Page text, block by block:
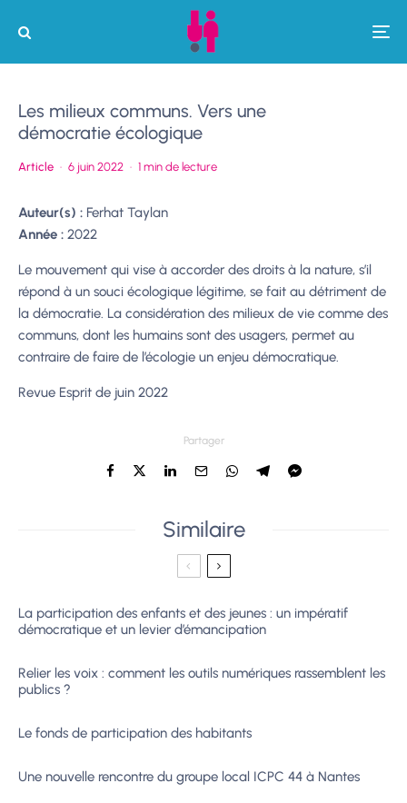
Les milieux communs. Vers une
démocratie écologique
Article · 6 juin 2022 · 1 min de lecture
Auteur(s) : Ferhat Taylan
Année : 2022
Le mouvement qui vise à accorder des droits à la nature, s’il
répond à un souci écologique légitime, se fait au détriment de
la démocratie. La considération des milieux de vie comme des
communs, dont les humains sont des usagers, permet au
contraire de faire de l’écologie un enjeu démocratique.
Revue Esprit de juin 2022
Partager
Similaire
La participation des enfants et des jeunes : un impératif
démocratique et un levier d’émancipation
Relier les voix : comment les outils numériques rassemblent les
publics ?
Le fonds de participation des habitants
Une nouvelle rencontre du groupe local ICPC 44 à Nantes